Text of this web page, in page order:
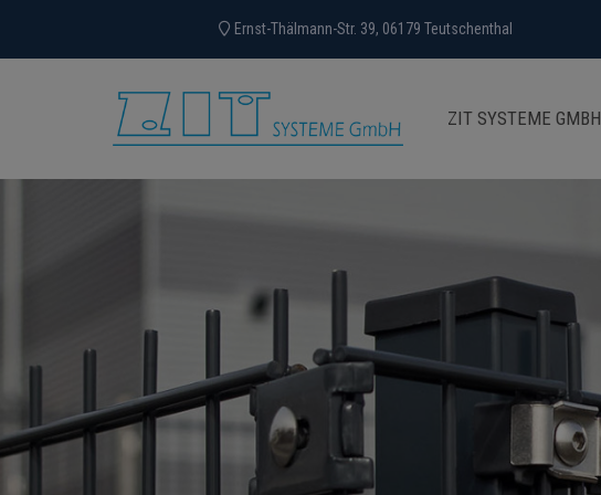
Ernst-Thälmann-Str. 39, 06179 Teutschenthal
ZIT SYSTEME GMBH